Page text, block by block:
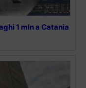
1 mln a Catania